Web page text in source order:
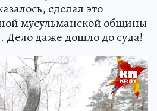
сделал это
мусульманской общины
даже дошло до суда!